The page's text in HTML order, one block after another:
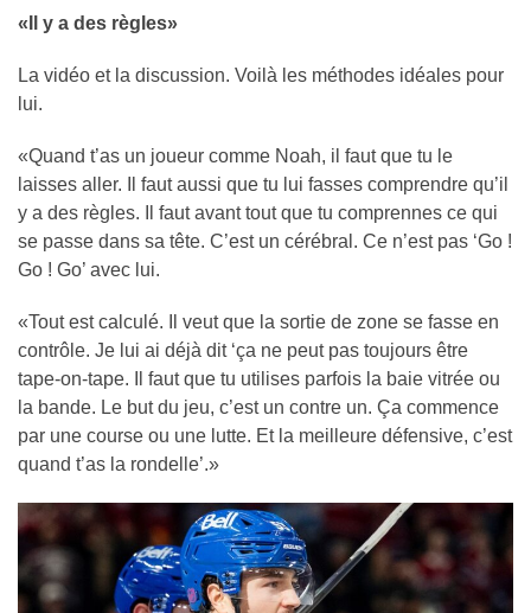
«Il y a des règles»
La vidéo et la discussion. Voilà les méthodes idéales pour
lui.
«Quand t’as un joueur comme Noah, il faut que tu le
laisses aller. Il faut aussi que tu lui fasses comprendre qu’il
y a des règles. Il faut avant tout que tu comprennes ce qui
se passe dans sa tête. C’est un cérébral. Ce n’est pas ‘Go !
Go ! Go’ avec lui.
«Tout est calculé. Il veut que la sortie de zone se fasse en
contrôle. Je lui ai déjà dit ‘ça ne peut pas toujours être
tape-on-tape. Il faut que tu utilises parfois la baie vitrée ou
la bande. Le but du jeu, c’est un contre un. Ça commence
par une course ou une lutte. Et la meilleure défensive, c’est
quand t’as la rondelle’.»